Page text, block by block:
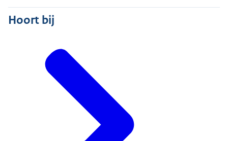
Hoort bij